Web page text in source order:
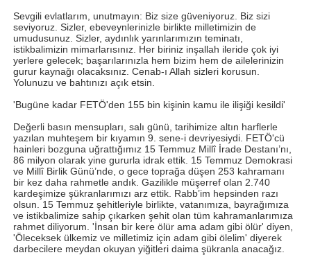
Sevgili evlatlarım, unutmayın: Biz size güveniyoruz. Biz sizi
seviyoruz. Sizler, ebeveynlerinizle birlikte milletimizin de
umudusunuz. Sizler, aydınlık yarınlarımızın teminatı,
istikbalimizin mimarlarısınız. Her biriniz inşallah ileride çok iyi
yerlere gelecek; başarılarınızla hem bizim hem de ailelerinizin
gurur kaynağı olacaksınız. Cenab-ı Allah sizleri korusun.
Yolunuzu ve bahtınızı açık etsin.
'Bugüne kadar FETÖ'den 155 bin kişinin kamu ile ilişiği kesildi'
Değerli basın mensupları, salı günü, tarihimize altın harflerle
yazılan muhteşem bir kıyamın 9. sene-i devriyesiydi. FETÖ'cü
hainleri bozguna uğrattığımız 15 Temmuz Millî İrade Destanı’nı,
86 milyon olarak yine gururla idrak ettik. 15 Temmuz Demokrasi
ve Millî Birlik Günü’nde, o gece toprağa düşen 253 kahramanı
bir kez daha rahmetle andık. Gazilikle müşerref olan 2.740
kardeşimize şükranlarımızı arz ettik. Rabb’im hepsinden razı
olsun. 15 Temmuz şehitleriyle birlikte, vatanımıza, bayrağımıza
ve istikbalimize sahip çıkarken şehit olan tüm kahramanlarımıza
rahmet diliyorum. 'İnsan bir kere ölür ama adam gibi ölür' diyen,
'Öleceksek ülkemiz ve milletimiz için adam gibi ölelim' diyerek
darbecilere meydan okuyan yiğitleri daima şükranla anacağız.